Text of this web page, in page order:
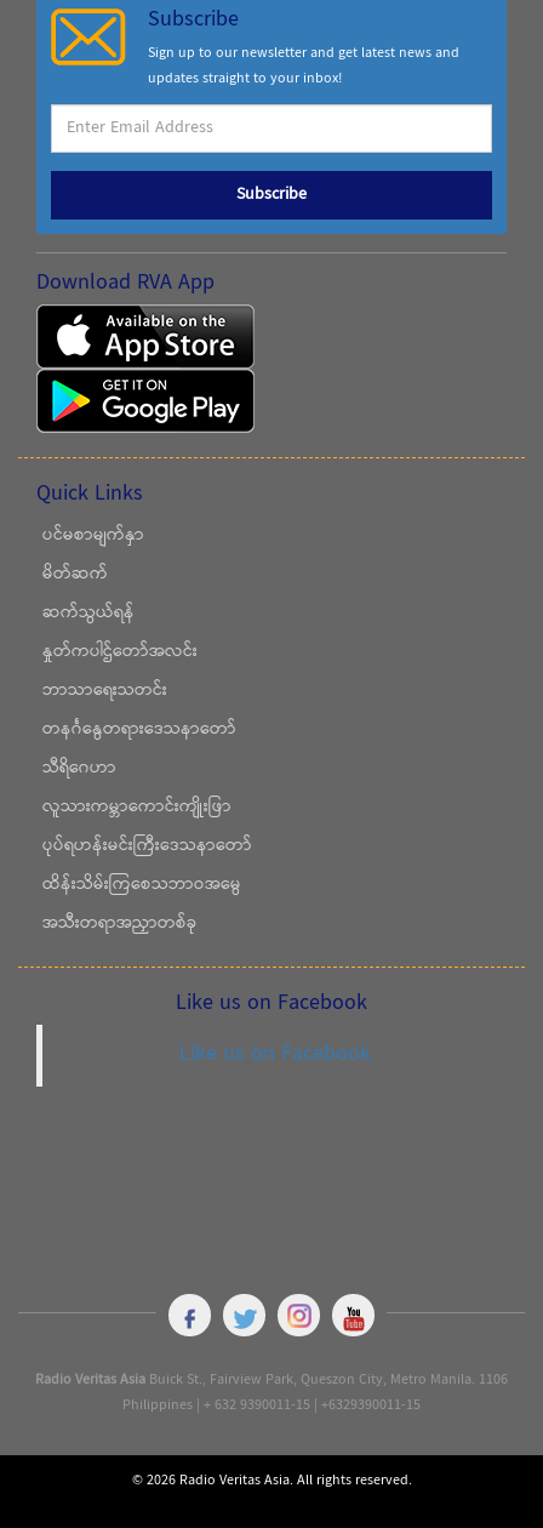
Subscribe
Sign up to our newsletter and get latest news and
updates straight to your inbox!
Subscribe
Download RVA App
Quick Links
ပင်မစာမျက်နှာ
မိတ်ဆက်
ဆက်သွယ်ရန်
နှုတ်ကပါဌ်တော်အလင်း
ဘာသာရေးသတင်း
တနင်္ဂနွေတရားဒေသနာတော်
သီရိဂေဟာ
လူသားကမ္ဘာကောင်းကျိုးဖြာ
ပုပ်ရဟန်းမင်းကြီးဒေသနာတော်
ထိန်းသိမ်းကြစေသဘာဝအမွေ
အသီးတရာအညှာတစ်ခု
Like us on Facebook
Like us on Facebook
Radio Veritas AsiaBuick St., Fairview Park, Queszon City, Metro Manila. 1106
Philippines | + 632 9390011-15 | +6329390011-15
© 2026 Radio Veritas Asia. All rights reserved.